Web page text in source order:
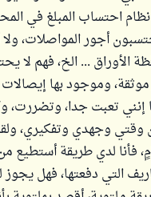
احتساب المبلغ في
أجور المواصلات،
الأوراق ... الخ، فهم لا
موثقة، وموجود بها
إنني تعبت جدا، وتضررت،
وقتي وجهدي وتفكيري،
فأنا لدي طريقة أستطيع
التي دفعتها، فهل